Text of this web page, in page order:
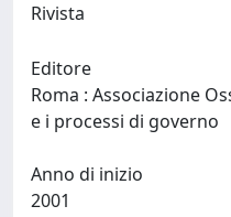
Rivista
Editore
Roma : Associazione
Anno di inizio